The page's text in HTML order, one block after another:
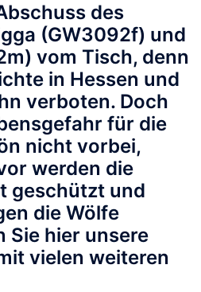
des
(GW3092f) und
vom Tisch, denn
in Hessen und
verboten. Doch
für die
nicht vorbei,
werden die
geschützt und
die Wölfe
Sie hier unsere
vielen weiteren